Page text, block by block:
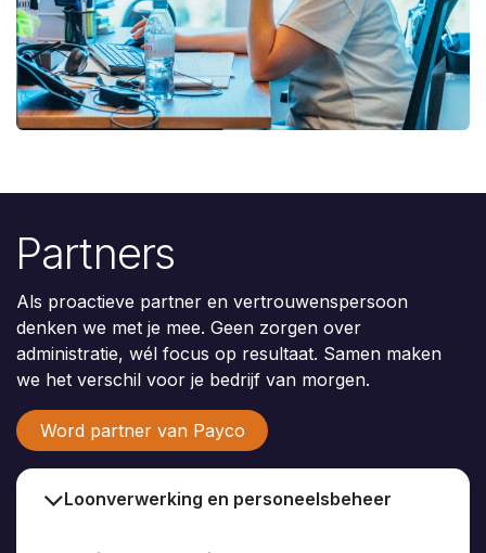
Partners
Als proactieve partner en vertrouwenspersoon
denken we met je mee. Geen zorgen over
administratie, wél focus op resultaat. Samen maken
we het verschil voor je bedrijf van morgen.
Word partner van Payco
Loonverwerking en personeelsbeheer